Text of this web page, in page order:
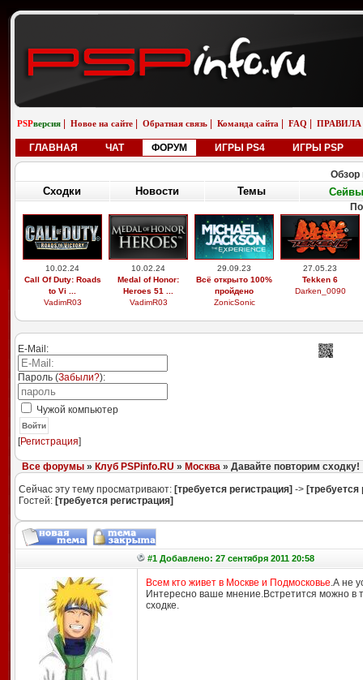
PSPверсия Новое на сайте Обратная связь Команда сайта FAQ ПРАВИЛА
ГЛАВНАЯ ЧАТ ФОРУМ ИГРЫ PS4 ИГРЫ PSP
Обзор
Сходки Новости Темы Сейвы
10.02.24
Call Of Duty: Roads
to Vi ...
VadimR03
10.02.24
Medal of Honor:
Heroes 51 ...
VadimR03
29.09.23
Всё открыто 100%
пройдено
ZonicSonic
27.05.23
Tekken 6
Darken_0090
E-Mail:
Пароль (Забыли?):
Чужой компьютер
Войти
[Регистрация]
Все форумы» Клуб PSPinfo.RU » Москва» Давайте повторим сходку!
Сейчас эту тему просматривают: [требуется регистрация] -> [требуется
Гостей: [требуется регистрация]
#1 Добавлено: 27 сентября 2011 20:58
Всем кто живет в Москве и Подмосковье.А не
Интересно ваше мнение.Встретится можно в
сходке.